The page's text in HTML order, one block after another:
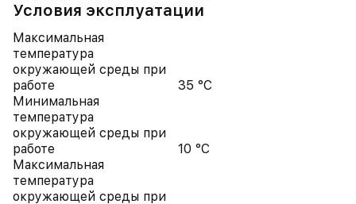
Условия эксплуатации
Максимальная
температура
окружающей среды при
работе
35 °C
Минимальная
температура
окружающей среды при
работе
10 °C
Максимальная
температура
окружающей среды при